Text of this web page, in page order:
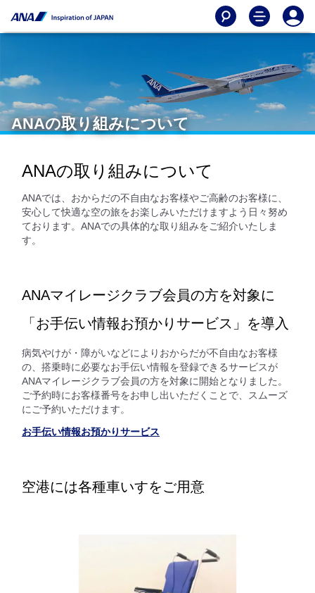
ANAの取り組みについて
ANAの取り組みについて
ANAでは、おからだの不自由なお客様やご高齢のお客様に、
安心して快適な空の旅をお楽しみいただけますよう日々努め
ております。ANAでの具体的な取り組みをご紹介いたしま
す。
ANAマイレージクラブ会員の方を対象に
「お手伝い情報お預かりサービス」を導入
病気やけが・障がいなどによりおからだが不自由なお客様
の、搭乗時に必要なお手伝い情報を登録できるサービスが
ANAマイレージクラブ会員の方を対象に開始となりました。
ご予約時にお客様番号をお申し出いただくことで、スムーズ
にご予約いただけます。
お手伝い情報お預かりサービス
空港には各種車いすをご用意